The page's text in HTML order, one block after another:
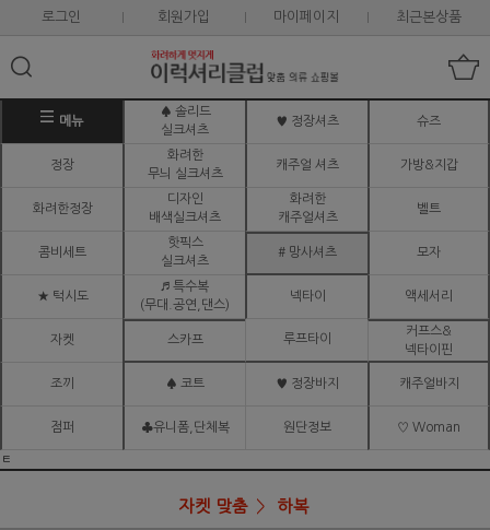
로그인 회원가입 마이페이지 최근본상품
메뉴
♠ 솔리드
실크셔츠
♥ 정장셔츠 슈즈
정장
화려한
무늬 실크셔츠
캐주얼 셔츠 가방&지갑
화려한정장
디자인
배색실크셔츠
화려한
캐주얼셔츠
벨트
콤비세트
핫픽스
실크셔츠
# 망사셔츠 모자
★ 턱시도
♬ 특수복
(무대.공연,댄스)
넥타이 액세서리
자켓 스카프 루프타이
커프스&
넥타이핀
조끼 ♠ 코트 ♥ 정장바지 캐주얼바지
점퍼 ♣유니폼,단체복 원단정보 ♡ Woman
ㅌ
자켓 맞춤 하복